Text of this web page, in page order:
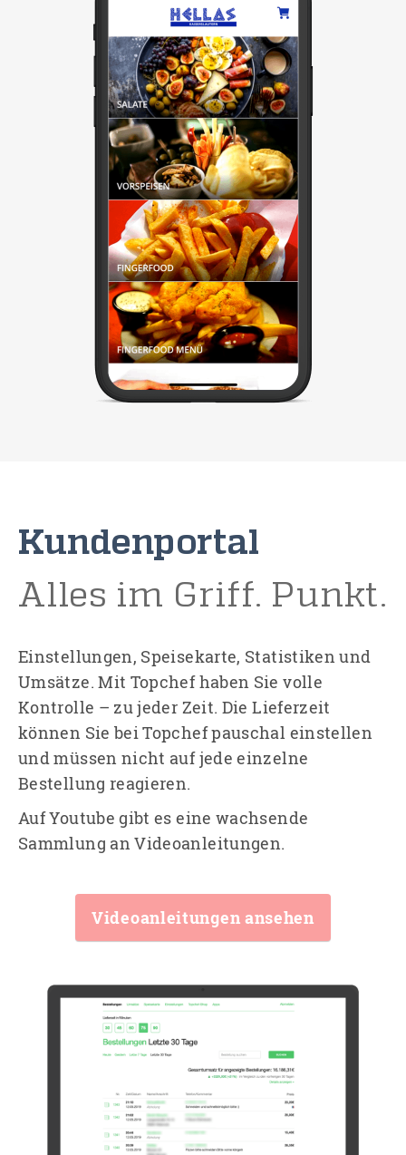
Kundenportal
Alles im Griff. Punkt.
Einstellungen, Speisekarte, Statistiken und
Umsätze. Mit Topchef haben Sie volle
Kontrolle – zu jeder Zeit. Die Lieferzeit
können Sie bei Topchef pauschal einstellen
und müssen nicht auf jede einzelne
Bestellung reagieren.
Auf Youtube gibt es eine wachsende
Sammlung an Videoanleitungen.
Videoanleitungen ansehen